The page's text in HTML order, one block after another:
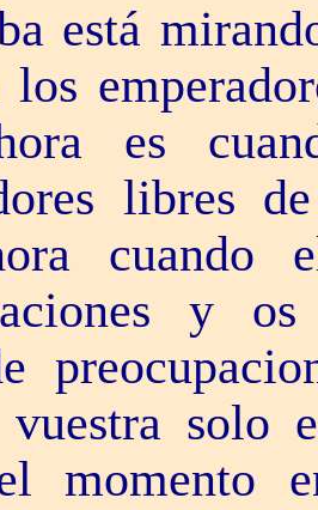
está
los
es
libres
cuando
y
vuestra solo
momento